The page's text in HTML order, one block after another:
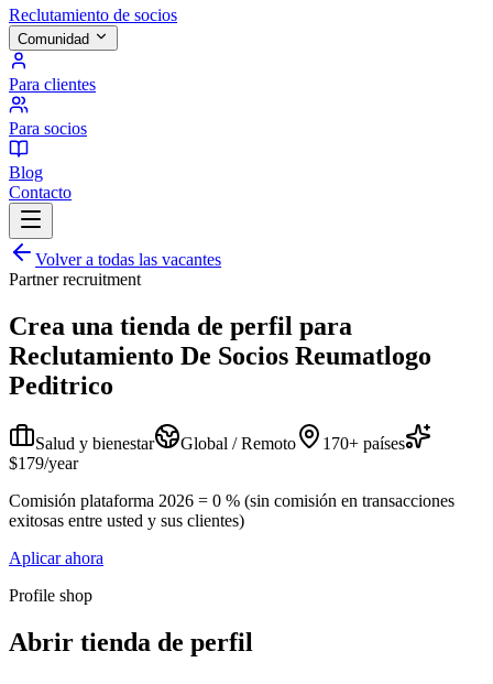
Reclutamiento de socios
Comunidad
Para clientes
Para socios
Blog
Contacto
Volver a todas las vacantes
Partner recruitment
Crea una tienda de perfil para
Reclutamiento De Socios Reumatlogo
Peditrico
Salud y bienestar Global / Remoto
170+ países
$179/year
Comisión plataforma 2026 = 0 % (sin comisión en transacciones
exitosas entre usted y sus clientes)
Aplicar ahora
Profile shop
Abrir tienda de perfil